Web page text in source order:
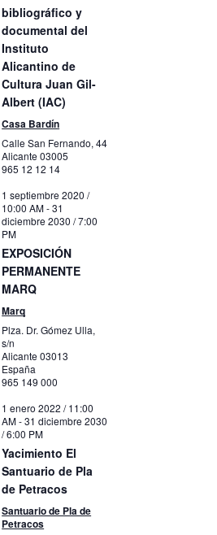
bibliográfico y
documental del
Instituto
Alicantino de
Cultura Juan Gil-
Albert (IAC)
Casa Bardín
Calle San Fernando, 44
Alicante03005
965 12 12 14
1 septiembre 2020 /
10:00 AM-31
diciembre 2030 / 7:00
PM
EXPOSICIÓN
PERMANENTE
MARQ
Marq
Plza. Dr. Gómez Ulla,
s/n
Alicante03013
España
965 149 000
1 enero 2022 / 11:00
AM-31 diciembre 2030
/ 6:00 PM
Yacimiento El
Santuario de Pla
de Petracos
Santuario de Pla de
Petracos